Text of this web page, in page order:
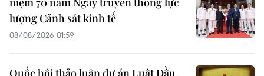
lượng Cảnh sát kinh tế
08/08/2026 01:59
Quốc hội thảo luận dự án Luật Dầu